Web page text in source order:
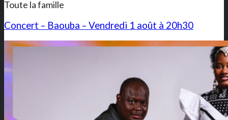
Toute la famille
Concert – Baouba – Vendredi 1 août à 20h30